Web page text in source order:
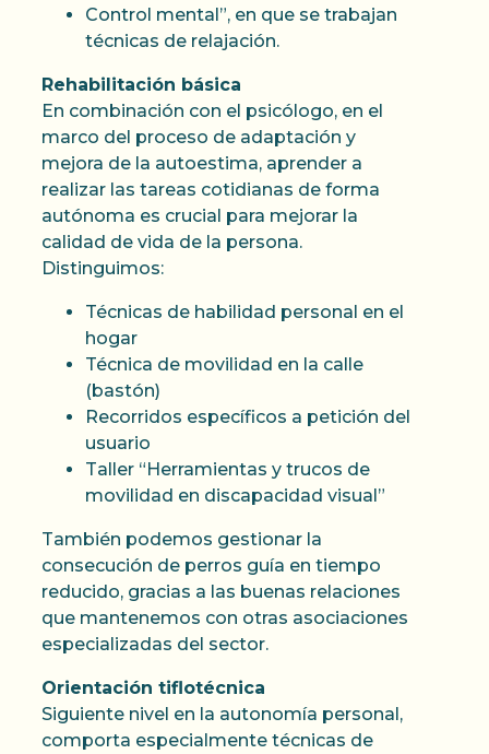
Control mental”, en que se trabajan
técnicas de relajación.
Rehabilitación básica
En combinación con el psicólogo, en el
marco del proceso de adaptación y
mejora de la autoestima, aprender a
realizar las tareas cotidianas de forma
autónoma es crucial para mejorar la
calidad de vida de la persona.
Distinguimos:
Técnicas de habilidad personal en el
hogar
Técnica de movilidad en la calle
(bastón)
Recorridos específicos a petición del
usuario
Taller “Herramientas y trucos de
movilidad en discapacidad visual”
También podemos gestionar la
consecución de perros guía en tiempo
reducido, gracias a las buenas relaciones
que mantenemos con otras asociaciones
especializadas del sector.
Orientación tiflotécnica
Siguiente nivel en la autonomía personal,
comporta especialmente técnicas de